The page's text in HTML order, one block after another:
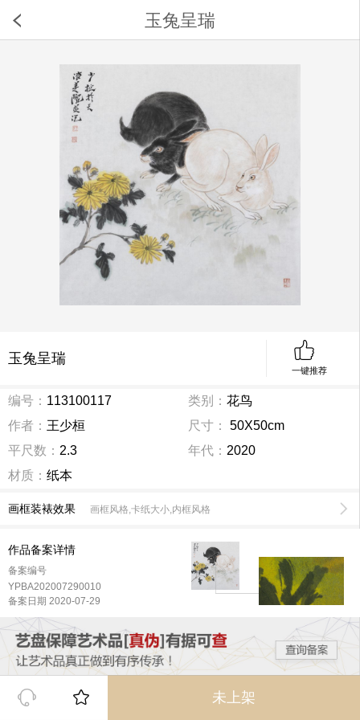
玉兔呈瑞
玉兔呈瑞
一键推荐
编号： 113100117 类别： 花鸟
作者： 王少桓 尺寸：
50X50cm
平尺数： 2.3 年代： 2020
材质： 纸本
画框装裱效果 画框风格,卡纸大小,内框风格
作品备案详情
备案编号
YPBA202007290010
备案日期 2020-07-29
未上架